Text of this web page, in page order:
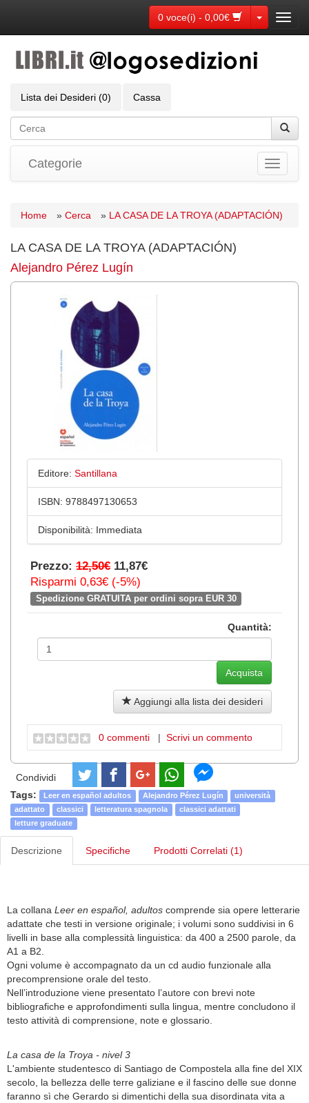
0 voce(i) - 0,00€ Toggle
Lista dei Desideri (0) Cassa
Toggle
Categorie
Home » Cerca » LA CASA DE LA TROYA (ADAPTACIÓN)
LA CASA DE LA TROYA (ADAPTACIÓN)
Alejandro Pérez Lugín
Editore: Santillana
ISBN: 9788497130653
Disponibilità: Immediata
Prezzo: 12,50€ 11,87€
Risparmi 0,63€ (-5%)
Spedizione GRATUITA per ordini sopra EUR 30
Quantità:
Aggiungi alla lista dei desideri
0 commenti | Scrivi un commento
Condividi
Tags:
Leer en español adultos Alejandro Pérez Lugín
università
adattato
classici letteratura spagnola
classici adattati
letture graduate
Descrizione Specifiche Prodotti Correlati (1)
La collana Leer en español, adultos comprende sia opere letterarie
adattate che testi in versione originale; i volumi sono suddivisi in 6
livelli in base alla complessità linguistica: da 400 a 2500 parole, da
A1 a B2.
Ogni volume è accompagnato da un cd audio funzionale alla
precomprensione orale del testo.
Nell’introduzione viene presentato l’autore con brevi note
bibliografiche e approfondimenti sulla lingua, mentre concludono il
testo attività di comprensione, note e glossario.
La casa de la Troya - nivel 3
L'ambiente studentesco di Santiago de Compostela alla fine del XIX
secolo, la bellezza delle terre galiziane e il fascino delle sue donne
faranno sì che Gerardo si dimentichi della sua disordinata vita a